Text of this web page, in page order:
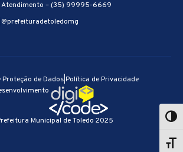
Atendimento – (35) 99995-6669
@prefeituradetoledomg
Municipal de Toledo 2025
Proteção de Dados|Política de Privacidade